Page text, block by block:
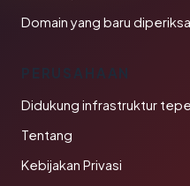
Domain yang baru diperiksa
PERUSAHAAN
Didukung infrastruktur
Tentang
Kebijakan Privasi